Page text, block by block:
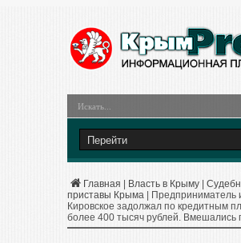
Главная Власть в Крыму
приставы Крыма
Предприниматель
Кировское задолжал по кредитным
более 400 тысяч рублей. Вмешались